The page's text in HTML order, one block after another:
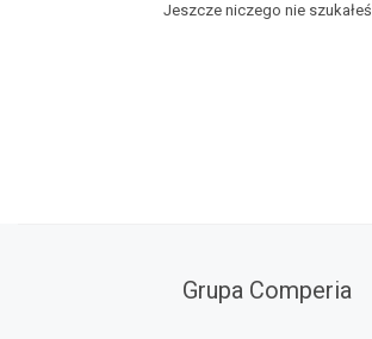
Jeszcze niczego nie szukałeś
Grupa Comperia